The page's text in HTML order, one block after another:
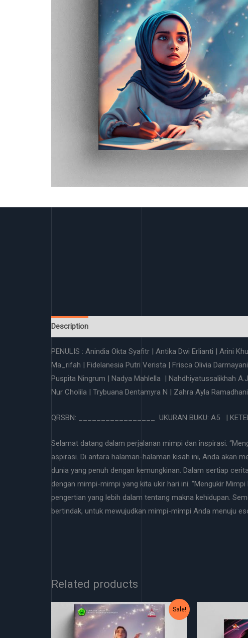
Description
PENULIS : Anindia Okta Syafitr | Antika Dwi Erlianti | Arini
Ma_rifah | Fidelanesia Putri Verista | Frisca Olivia
Puspita Ningrum | Nadya Mahlella | Nahdhiyatussalikhah
Nur Cholila | Trybuana Dentamyra N | Zahra Ayla
QRSBN: _________________ UKURAN BUKU: A5 |
Selamat datang dalam perjalanan mimpi dan inspirasi.
aspirasi. Di antara halaman-halaman kisah ini, Anda akan
dunia yang penuh dengan kemungkinan. Dalam sertiap
dengan mimpi-mimpi yang kita ukir hari ini. “Mengukir
pengertian yang lebih dalam tentang makna kehidupan.
bertindak, untuk mewujudkan mimpi-mimpi Anda menuju
Related products
Sale!
Original
price
was:
Rp60.000.
Current
price
is:
Rp55.000.
was: